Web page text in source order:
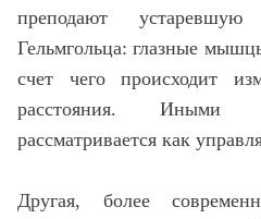
преподают
Гельмгольца: глазные
счет чего происходит
расстояния. Иными
рассматривается как
Другая, более